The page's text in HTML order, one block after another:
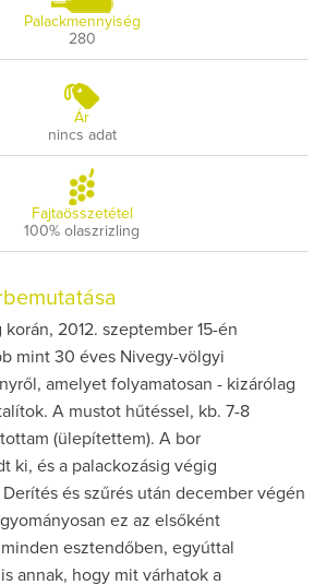
Palackmennyiség
280
Ár
nincs adat
Fajtaösszetétel
100% olaszrizling
2012. szeptember 15-én
mint 30 éves Nivegy-völgyi
amelyet folyamatosan - kizárólag
A mustot hűtéssel, kb. 7-8
(ülepítettem). A bor
ki, és a palackozásig végig
és szűrés után december végén
ez az elsőként
esztendőben, egyúttal
annak, hogy mit várhatok a